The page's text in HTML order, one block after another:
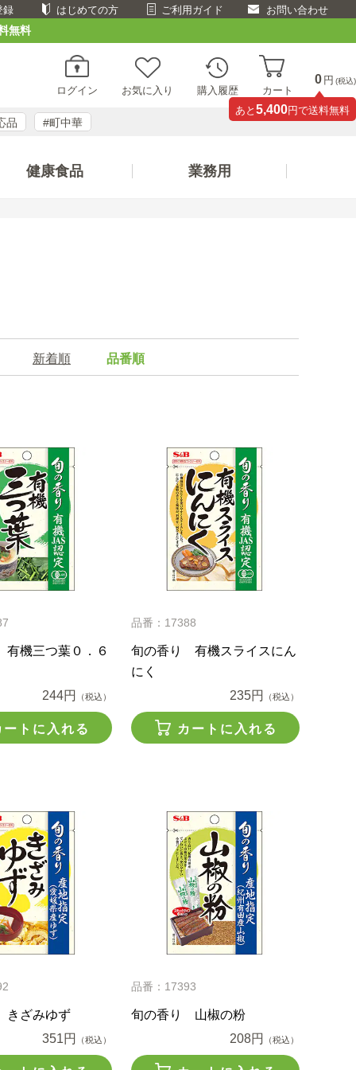
録 はじめての方 ご利用ガイド お問い合わせ
無料
ログイン お気に入り 購入履歴 カート
0 円 (税込)
あと 5,400円で送料無料
品 #町中華
健康食品 業務用
新着順 品番順
機三つ葉０．６
244円
（税込）
ートに入れる
品番：17388
旬の香り 有機スライスにん
にく
235円
（税込）
カートに入れる
ざみゆず
351円
（税込）
品番：17393
旬の香り 山椒の粉
208円
（税込）